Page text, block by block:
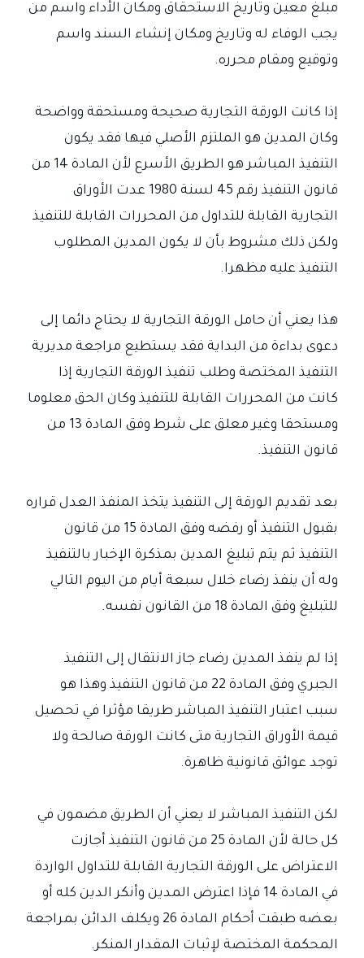
مبلغ معين وتاريخ الاستحقاق ومكان الأداء واسم من
يجب الوفاء له وتاريخ ومكان إنشاء السند واسم
وتوقيع ومقام محرره.
إذا كانت الورقة التجارية صحيحة ومستحقة وواضحة
وكان المدين هو الملتزم الأصلي فيها فقد يكون
التنفيذ المباشر هو الطريق الأسرع لأن المادة 14 من
قانون التنفيذ رقم 45 لسنة 1980 عدت الأوراق
التجارية القابلة للتداول من المحررات القابلة للتنفيذ
ولكن ذلك مشروط بأن لا يكون المدين المطلوب
التنفيذ عليه مظهرا.
هذا يعني أن حامل الورقة التجارية لا يحتاج دائما إلى
دعوى بداءة من البداية فقد يستطيع مراجعة مديرية
التنفيذ المختصة وطلب تنفيذ الورقة التجارية إذا
كانت من المحررات القابلة للتنفيذ وكان الحق معلوما
ومستحقا وغير معلق على شرط وفق المادة 13 من
قانون التنفيذ.
بعد تقديم الورقة إلى التنفيذ يتخذ المنفذ العدل قراره
بقبول التنفيذ أو رفضه وفق المادة 15 من قانون
التنفيذ ثم يتم تبليغ المدين بمذكرة الإخبار بالتنفيذ
وله أن ينفذ رضاء خلال سبعة أيام من اليوم التالي
للتبليغ وفق المادة 18 من القانون نفسه.
إذا لم ينفذ المدين رضاء جاز الانتقال إلى التنفيذ
الجبري وفق المادة 22 من قانون التنفيذ وهذا هو
سبب اعتبار التنفيذ المباشر طريقا مؤثرا في تحصيل
قيمة الأوراق التجارية متى كانت الورقة صالحة ولا
توجد عوائق قانونية ظاهرة.
لكن التنفيذ المباشر لا يعني أن الطريق مضمون في
كل حالة لأن المادة 25 من قانون التنفيذ أجازت
الاعتراض على الورقة التجارية القابلة للتداول الواردة
في المادة 14 فإذا اعترض المدين وأنكر الدين كله أو
بعضه طبقت أحكام المادة 26 ويكلف الدائن بمراجعة
المحكمة المختصة لإثبات المقدار المنكر.